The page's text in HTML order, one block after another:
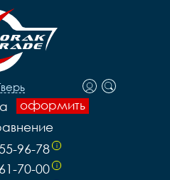
оформить
96-78 i
70-00 i